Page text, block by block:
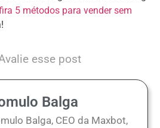
5 métodos para vender sem
esse post
Balga
Balga, CEO da Maxbot,